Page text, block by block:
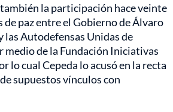
la participación hace veinte
de paz entre el Gobierno de Álvaro
las Autodefensas Unidas de
medio de la Fundación Iniciativas
lo cual Cepeda lo acusó en la recta
supuestos vínculos con